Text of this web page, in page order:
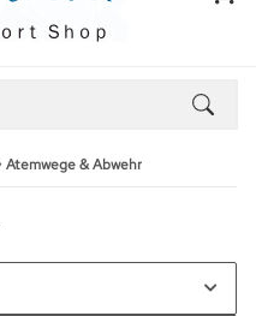
Atemwege & Abwehr